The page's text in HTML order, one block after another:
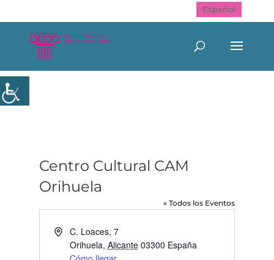
Español
Centro Cultural CAM
Orihuela
« Todos los Eventos
Dirección
C. Loaces, 7
Orihuela, Alicante 03300 España